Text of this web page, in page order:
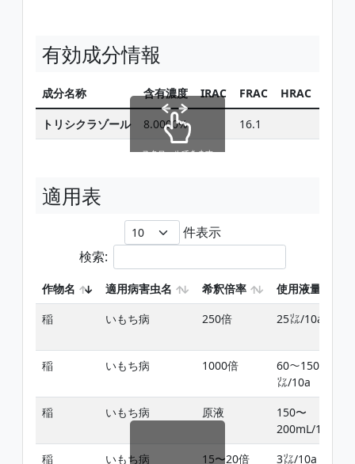
有効成分情報
成分名称 含有濃度 IRAC FRAC HRAC
トリシクラゾール 8.0000% 16.1
スクロールできます
適用表
件表示
検索:
作物名 適用病害虫名 希釈倍率 使用液量
稲
いもち病 250倍 25㍑/10a
稲
いもち病 1000倍
60〜150
㍑/10a
稲
いもち病 原液
150〜
200mL/10a
稲
いもち病 15〜20倍 3㍑/10a